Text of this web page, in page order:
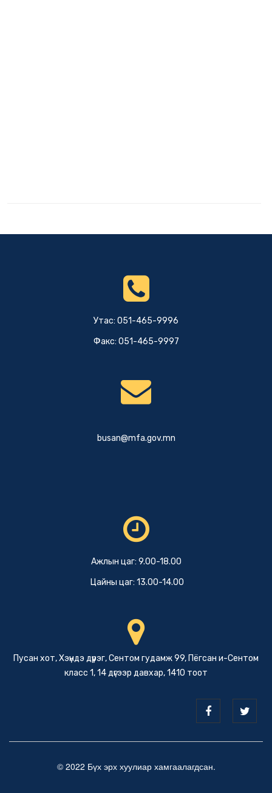
Утас: 051-465-9996
Факс: 051-465-9997
busan@mfa.gov.mn
Ажлын цаг: 9.00-18.00
Цайны цаг: 13.00-14.00
Пусан хот, Хэүндэ дүүрэг, Сентом гудамж 99, Пёгсан и-Сентом
класс 1, 14 дүгээр давхар, 1410 тоот
© 2022 Бүх эрх хуулиар хамгаалагдсан.